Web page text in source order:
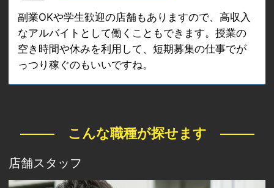
副業OKや学生歓迎の店舗もありますので、高収入
なアルバイトとして働くこともできます。授業の
空き時間や休みを利用して、短期募集の仕事でが
っつり稼ぐのもいいですね。
こんな職種が探せます
店舗スタッフ